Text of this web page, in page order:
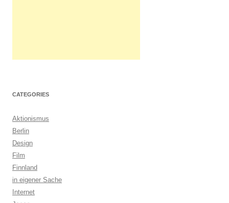
CATEGORIES
Aktionismus
Berlin
Design
Film
Finnland
in eigener Sache
Internet